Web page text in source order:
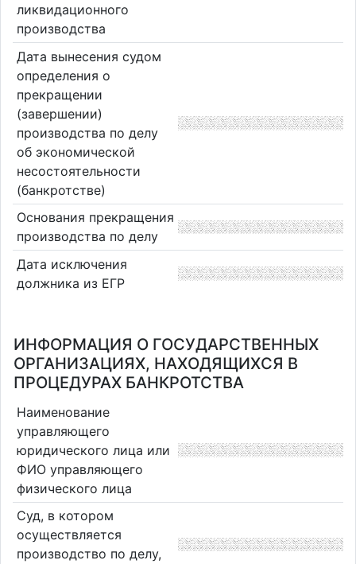
ликвидационного
производства
Дата вынесения судом
определения о
прекращении
(завершении)
производства по делу
об экономической
несостоятельности
(банкротстве)
Основания прекращения
производства по делу
Дата исключения
должника из ЕГР
ИНФОРМАЦИЯ О ГОСУДАРСТВЕННЫХ
ОРГАНИЗАЦИЯХ, НАХОДЯЩИХСЯ В
ПРОЦЕДУРАХ БАНКРОТСТВА
Наименование
управляющего
юридического лица или
ФИО управляющего
физического лица
Суд, в котором
осуществляется
производство по делу,